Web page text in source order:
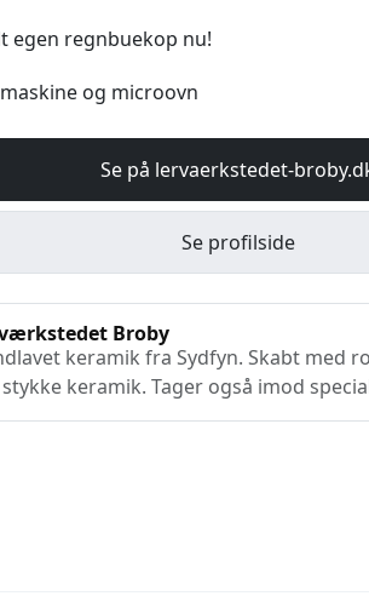
egen regnbuekop nu!
og microovn
Se på lervaerkstedet-
Se profilside
Broby
keramik fra Sydfyn. Skabt med
keramik. Tager også imod